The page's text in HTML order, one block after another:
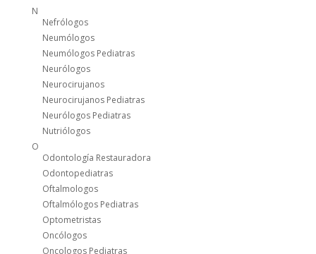
N
Nefrólogos
Neumólogos
Neumólogos Pediatras
Neurólogos
Neurocirujanos
Neurocirujanos Pediatras
Neurólogos Pediatras
Nutriólogos
O
Odontología Restauradora
Odontopediatras
Oftalmologos
Oftalmólogos Pediatras
Optometristas
Oncólogos
Oncologos Pediatras